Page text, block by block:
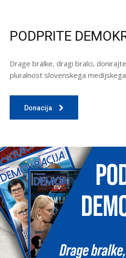
PODPRITE
Drage bralke, dragi bralci,
pluralnost slovenskega
Donacija